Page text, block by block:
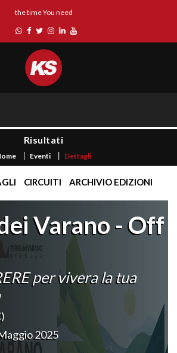
the time You need
Risultati
Eventi Dettagli
CIRCUITI ARCHIVIO EDIZIONI
Varano - Off
per vivera la tua
2025